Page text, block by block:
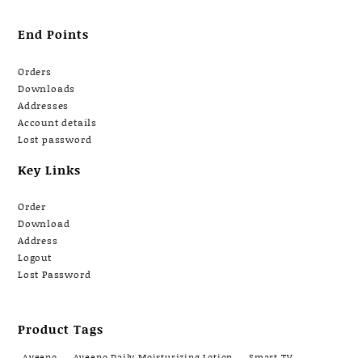
End Points
Orders
Downloads
Addresses
Account details
Lost password
Key Links
Order
Download
Address
Logout
Lost Password
Product Tags